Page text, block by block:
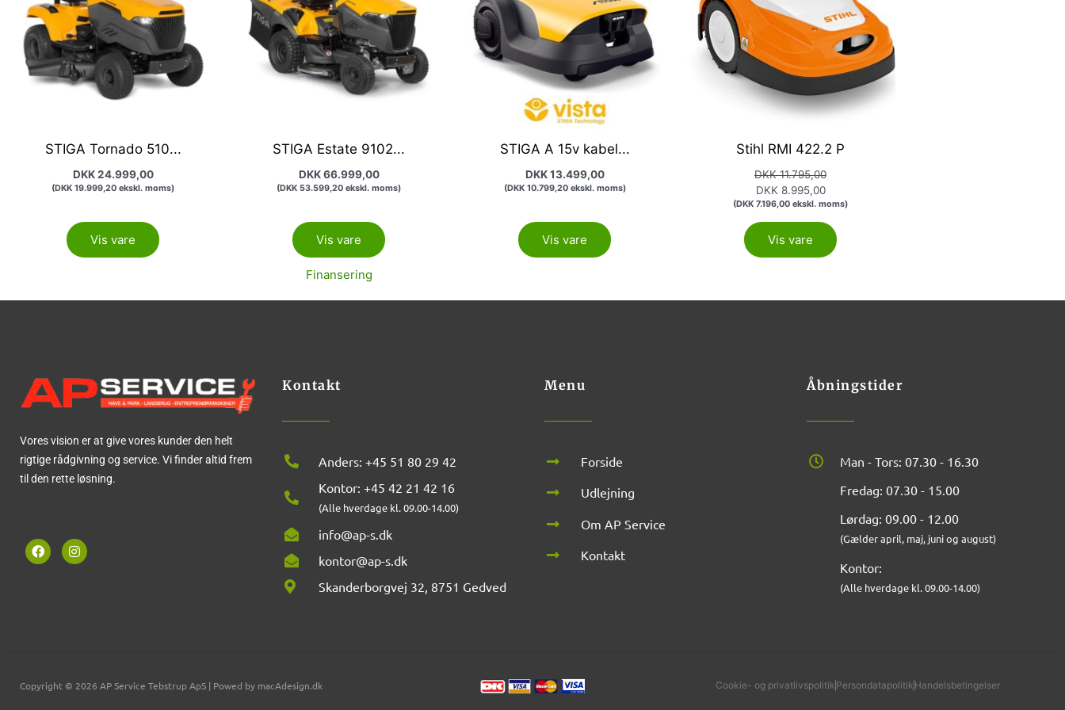
STIGA Tornado 510...
DKK24.999,00
(DKK 19.999,20 ekskl. moms)
Vis vare
STIGA Estate 9102...
DKK66.999,00
(DKK 53.599,20 ekskl. moms)
Vis vare
Finansering
STIGA A 15v kabel...
DKK13.499,00
(DKK10.799,20ekskl. moms)
Vis vare
Stihl RMI 422.2 P
DKK11.795,00
DKK 8.995,00
(DKK 7.196,00 ekskl. moms)
Vis vare
Vores vision er at give vores kunder den helt
rigtige rådgivning og service. Vi finder altid frem
til den rette løsning.
F
a
I
n
Kontakt
Anders: +45 51 80 29 42
Kontor: +45 42 21 42 16
(Alle hverdage kl. 09.00-14.00)
info@ap-s.dk
kontor@ap-s.dk
Skanderborgvej 32, 8751 Gedved
Menu
Forside
Udlejning
Om AP Service
Kontakt
Åbningstider
Man - Tors: 07.30 - 16.30
Fredag: 07.30 - 15.00
Lørdag: 09.00 - 12.00
(Gælder april, maj, juni og august)
Kontor:
(Alle hverdage kl. 09.00-14.00)
Copyright © 2026 AP Service Tebstrup ApS | Powed by macAdesign.dk Cookie- og privatlivspolitik Persondatapolitik Handelsbetingelser